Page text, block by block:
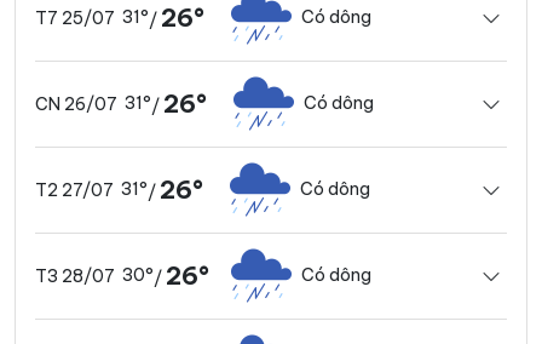
T7 25/07 31°/ 26° Có dông
CN 26/07 31°/ 26° Có dông
T2 27/07 31°/ 26° Có dông
T3 28/07 30°/ 26° Có dông